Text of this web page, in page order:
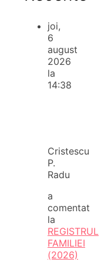
joi,
6
august
2026
la
14:38
Cristescu
P.
Radu
a
comentat
la
REGISTRUL
FAMILIEI
(2026)